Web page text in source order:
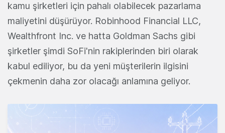
kamu şirketleri için pahalı olabilecek pazarlama
maliyetini düşürüyor. Robinhood Financial LLC,
Wealthfront Inc. ve hatta Goldman Sachs gibi
şirketler şimdi SoFi'nin rakiplerinden biri olarak
kabul ediliyor, bu da yeni müşterilerin ilgisini
çekmenin daha zor olacağı anlamına geliyor.